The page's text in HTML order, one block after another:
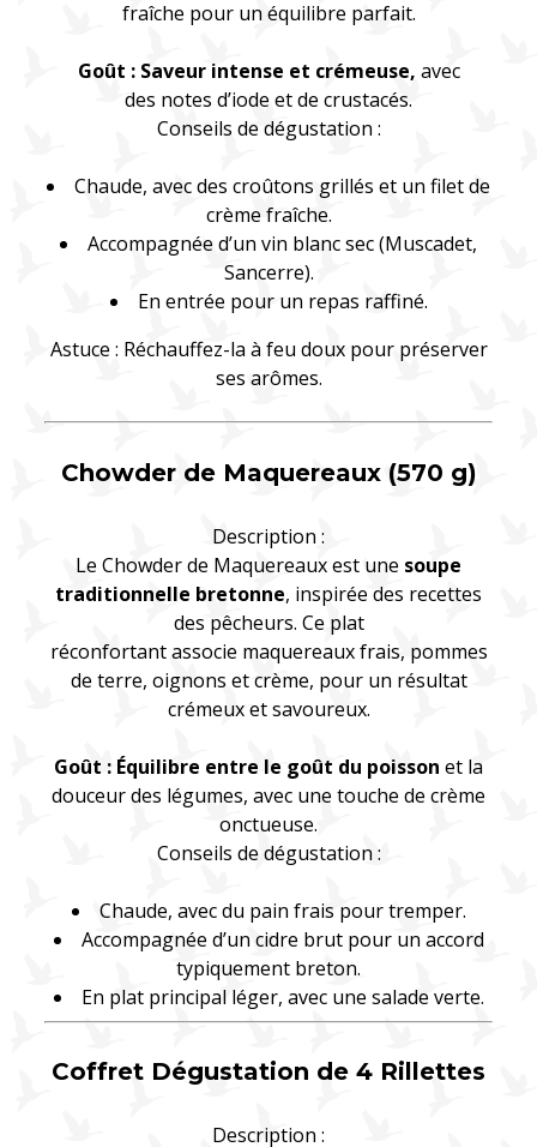
fraîche pour un équilibre parfait.
Goût : Saveur intense et crémeuse, avec
des notes d’iode et de crustacés.
Conseils de dégustation :
Chaude, avec des croûtons grillés et un filet de
crème fraîche.
Accompagnée d’un vin blanc sec (Muscadet,
Sancerre).
En entrée pour un repas raffiné.
Astuce : Réchauffez-la à feu doux pour préserver
ses arômes.
Chowder de Maquereaux (570 g)
Description :
Le Chowder de Maquereaux est une soupe
traditionnelle bretonne, inspirée des recettes
des pêcheurs. Ce plat
réconfortant associe maquereaux frais, pommes
de terre, oignons et crème, pour un résultat
crémeux et savoureux.
Goût : Équilibre entre le goût du poisson et la
douceur des légumes, avec une touche de crème
onctueuse.
Conseils de dégustation :
Chaude, avec du pain frais pour tremper.
Accompagnée d’un cidre brut pour un accord
typiquement breton.
En plat principal léger, avec une salade verte.
Coffret Dégustation de 4 Rillettes
Description :